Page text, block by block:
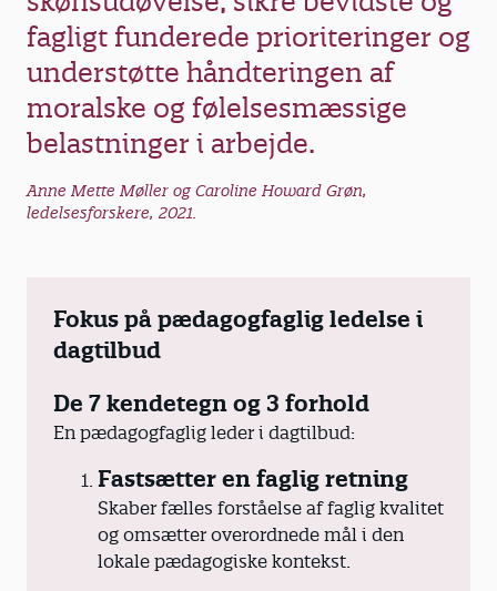
fagligt funderede prioriteringer og
understøtte håndteringen af
moralske og følelsesmæssige
belastninger i arbejde.
Anne Mette Møller og Caroline Howard Grøn,
ledelsesforskere, 2021.
Fokus på pædagogfaglig ledelse i
dagtilbud
De 7 kendetegn og 3 forhold
En pædagogfaglig leder i dagtilbud:
Fastsætter en faglig retning
Skaber fælles forståelse af faglig kvalitet
og omsætter overordnede mål i den
lokale pædagogiske kontekst.